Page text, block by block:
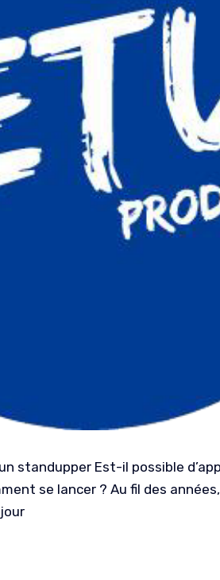
standupper Est-il possible
se lancer ? Au fil des